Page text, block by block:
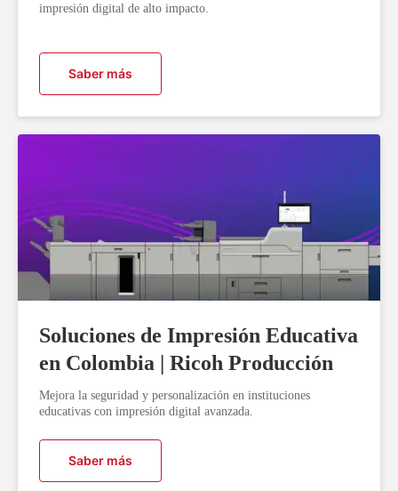
impresión digital de alto impacto.
Saber más
Soluciones de Impresión Educativa
en Colombia | Ricoh Producción
Mejora la seguridad y personalización en instituciones
educativas con impresión digital avanzada.
Saber más